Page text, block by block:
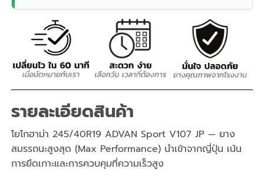
รายละเอียดสินค้า
โยโกฮาม่า 245/40R19 ADVAN Sport V107 JP — ยาง
สมรรถนะสูงสุด (Max Performance) นำเข้าจากญี่ปุ่น เน้น
การยึดเกาะและการควบคุมที่ความเร็วสูง